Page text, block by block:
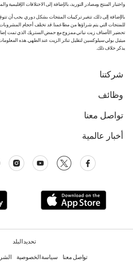
واختبار المنتج ومصادر التوريد، بالإضافة إلى الاختلافات الإقليمية
بالإضافة إلى ذلك، تتغير تركيبات المنتجات بشكل دوري. يجب أن
للمنتجات التي يتم شراؤها من مطاعمنا. قد تختلف أحجام
تحضير الأصناف زيت نباتي ممزوج مع حمض الستريك الذي تمت
يذكر خلاف ذلك.
شركتنا
وظائف
تواصل معنا
أخبار عالمية
تحديد البلد
تواصل معنا سياسة الخصوصية